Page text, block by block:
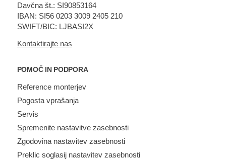
Davčna št.: SI90853164
IBAN: SI56 0203 3009 2405 210
SWIFT/BIC: LJBASI2X
Kontaktirajte nas
POMOČ IN PODPORA
Reference monterjev
Pogosta vprašanja
Servis
Spremenite nastavitve zasebnosti
Zgodovina nastavitev zasebnosti
Preklic soglasij nastavitev zasebnosti